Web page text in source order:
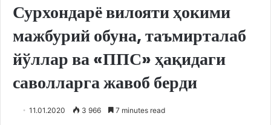
Сурхондарё вилояти ҳокими
мажбурий обуна, ​таъмирталаб
йўллар ва «ППС» ҳақидаги
саволларга жавоб берди
11.01.2020 3 966 7 minutes read